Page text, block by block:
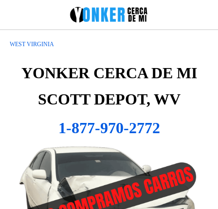
WEST VIRGINIA
YONKER CERCA DE MI
SCOTT DEPOT, WV
1-877-970-2772